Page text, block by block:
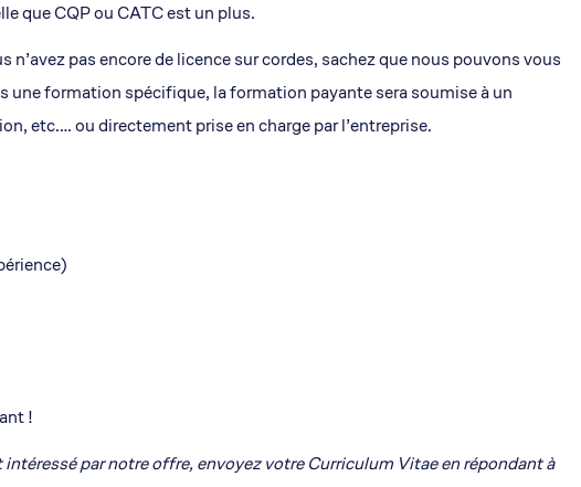
que CQP ou CATC est un plus.
pas encore de licence sur cordes, sachez que nous pouvons vous
formation spécifique, la formation payante sera soumise à un
etc.… ou directement prise en charge par l’entreprise.
!
par notre offre, envoyez votre Curriculum Vitae en répondant à